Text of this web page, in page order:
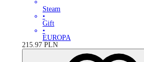
Steam
•
Gift
•
EUROPA
215.97 PLN